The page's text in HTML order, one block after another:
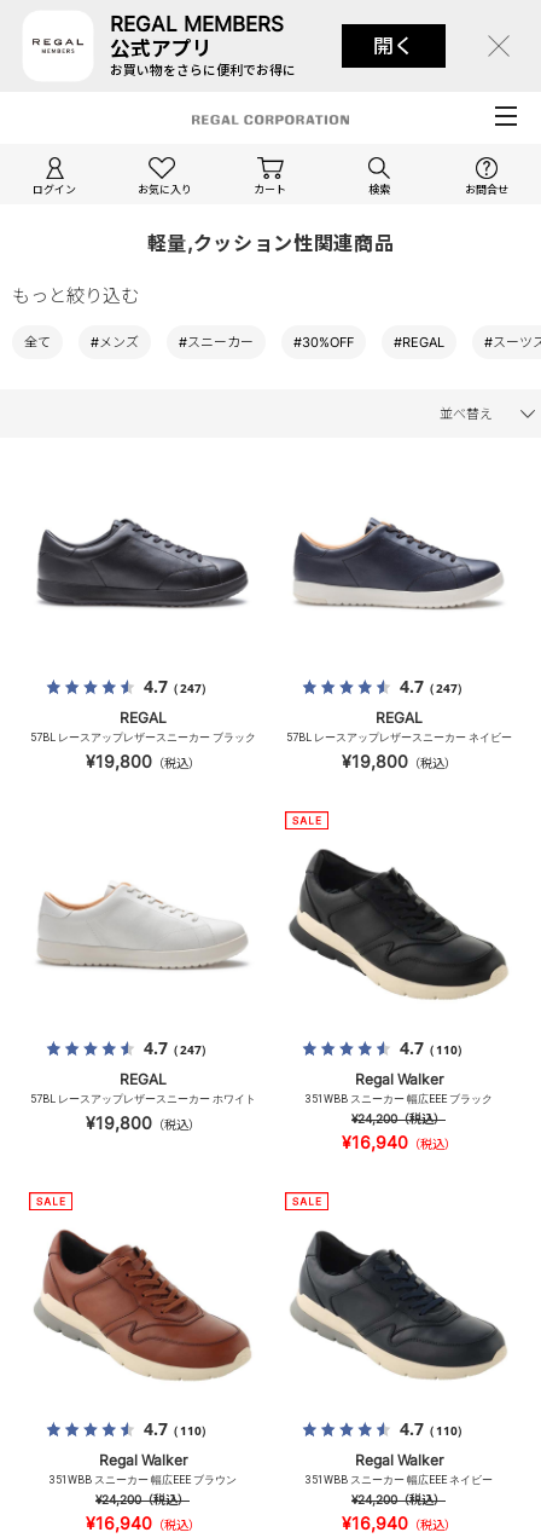
REGAL MEMBERS
公式アプリ
お買い物をさらに便利でお得に
開く
ログイン お気に入り カート 検索 お問合せ
軽量,クッション性関連商品
もっと絞り込む
全て #メンズ #スニーカー #30%OFF #REGAL #スーツ
並べ替え
4.7（247）
REGAL
57BL レースアップレザースニーカー ブラック
¥19,800（税込）
4.7（247）
REGAL
57BL レースアップレザースニーカー ネイビー
¥19,800（税込）
4.7（247）
REGAL
57BL レースアップレザースニーカー ホワイト
¥19,800（税込）
4.7（110）
Regal Walker
351WBB スニーカー 幅広EEE ブラック
¥24,200（税込）
¥16,940（税込）
4.7（110）
Regal Walker
351WBB スニーカー 幅広EEE ブラウン
¥24,200（税込）
¥16,940（税込）
4.7（110）
Regal Walker
351WBB スニーカー 幅広EEE ネイビー
¥24,200（税込）
¥16,940（税込）